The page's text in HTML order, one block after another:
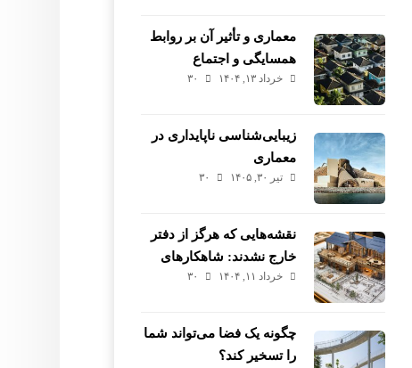
معماری و تأثیر آن بر روابط
همسایگی و اجتماع
خرداد ۱۳, ۱۴۰۴ ۳۰
زیبایی‌شناسی ناپایداری در
معماری
تیر ۳۰, ۱۴۰۵ ۳۰
نقشه‌هایی که هرگز از دفتر
خارج نشدند: شاهکارهای
گمشده
خرداد ۱۱, ۱۴۰۴ ۳۰
چگونه یک فضا می‌تواند شما
را تسخیر کند؟